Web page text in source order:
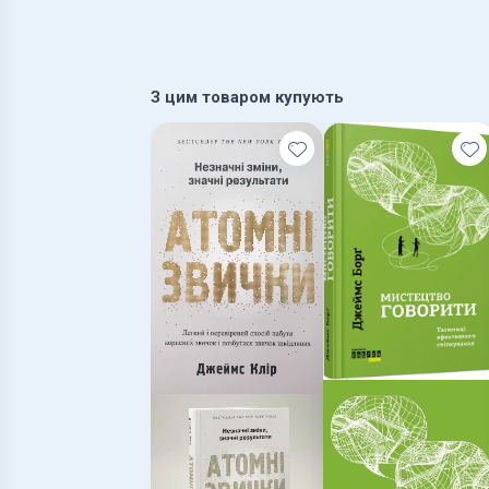
З цим товаром купують